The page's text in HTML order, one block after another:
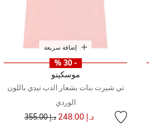
إضافة سريعة
- 30 %
موسكينو
تي شيرت بنات بشعار الدب تيدي باللون
الوردي
د.إ 248.00 سعر مخفض من
د.إ 355.00 إلى